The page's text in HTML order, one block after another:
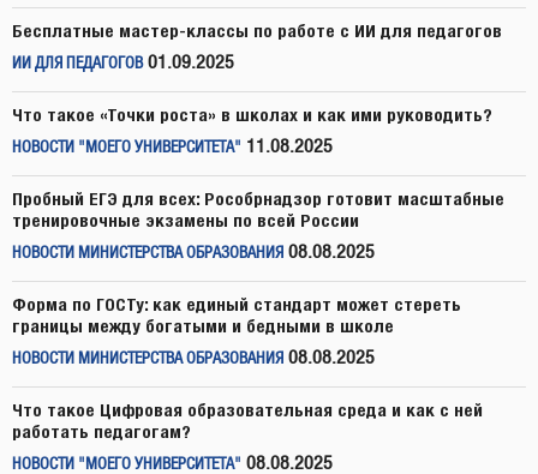
Бесплатные мастер-классы по работе с ИИ для педагогов
ИИ ДЛЯ ПЕДАГОГОВ 01.09.2025
Что такое «Точки роста» в школах и как ими руководить?
НОВОСТИ "МОЕГО УНИВЕРСИТЕТА" 11.08.2025
Пробный ЕГЭ для всех: Рособрнадзор готовит масштабные
тренировочные экзамены по всей России
НОВОСТИ МИНИСТЕРСТВА ОБРАЗОВАНИЯ 08.08.2025
Форма по ГОСТу: как единый стандарт может стереть
границы между богатыми и бедными в школе
НОВОСТИ МИНИСТЕРСТВА ОБРАЗОВАНИЯ 08.08.2025
Что такое Цифровая образовательная среда и как с ней
работать педагогам?
НОВОСТИ "МОЕГО УНИВЕРСИТЕТА" 08.08.2025